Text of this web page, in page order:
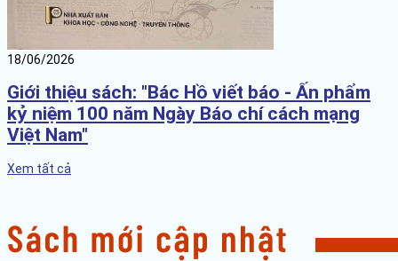
18/06/2026
Giới thiệu sách: "Bác Hồ viết báo - Ấn phẩm
kỷ niệm 100 năm Ngày Báo chí cách mạng
Việt Nam"
Xem tất cả